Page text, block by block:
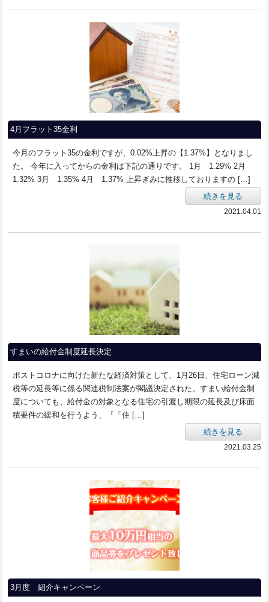
4月フラット35金利
今月のフラット35の金利ですが、0.02%上昇の【1.37%】となりまし
た。 今年に入ってからの金利は下記の通りです。 1月 1.29% 2月
1.32% 3月 1.35% 4月 1.37% 上昇ぎみに推移しておりますの […]
続きを見る
2021.04.01
すまいの給付金制度延長決定
ポストコロナに向けた新たな経済対策として、1月26日、住宅ローン減
税等の延長等に係る関連税制法案が閣議決定された。すまい給付金制
度についても、給付金の対象となる住宅の引渡し期限の延長及び床面
積要件の緩和を行うよう、『「住 […]
続きを見る
2021.03.25
3月度 紹介キャンペーン